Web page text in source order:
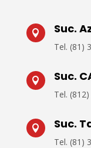
 Suc.
Tel. (81)
 Suc.
Tel.
 Suc.
Tel. (81)